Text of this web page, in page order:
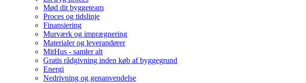
Mød dit byggeteam
Proces og tidslinje
Finansiering
Murværk og imprægnering
Materialer og leverandører
MitHus - samler alt
Gratis rådgivning inden køb af byggegrund
Energi
Nedrivning og genanvendelse